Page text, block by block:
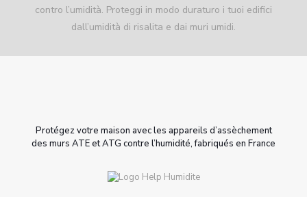
contro l’umidità. Proteggi in modo duraturo i tuoi edifici
dall’umidità di risalita e dai muri umidi.
Protégez votre maison avec les appareils d’assèchement
des murs ATE et ATG contre l’humidité, fabriqués en France